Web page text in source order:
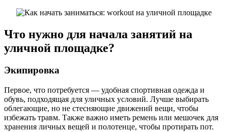
Что нужно для начала занятий на
уличной площадке?
Экипировка
Первое, что потребуется — удобная спортивная одежда и
обувь, подходящая для уличных условий. Лучше выбирать
облегающие, но не стесняющие движений вещи, чтобы
избежать травм. Также важно иметь ремень или мешочек для
хранения личных вещей и полотенце, чтобы протирать пот.